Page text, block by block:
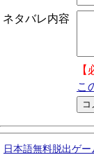
ネタバレ内容
【
こ
日本語無料脱出ゲー